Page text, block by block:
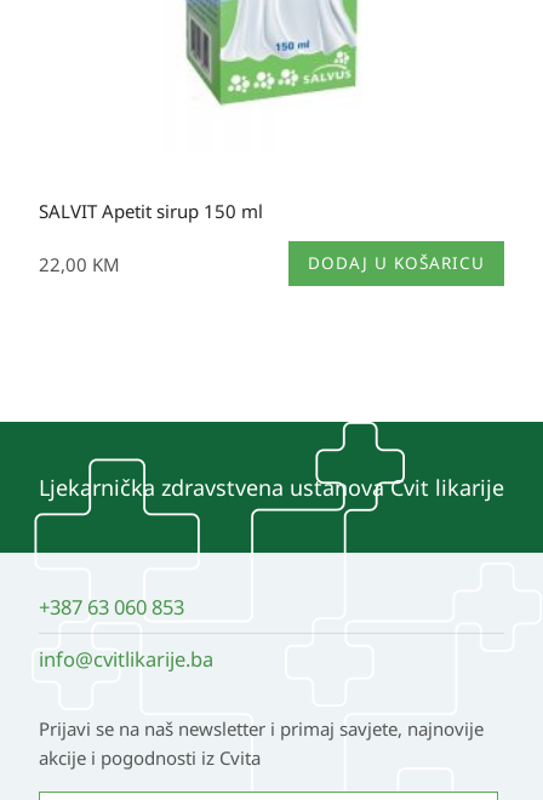
SALVIT Apetit sirup 150 ml
22,00 KM DODAJ U KOŠARICU
Ljekarnička zdravstvena ustanova Cvit likarije
+387 63 060 853
info@cvitlikarije.ba
Prijavi se na naš newsletter i primaj savjete, najnovije
akcije i pogodnosti iz Cvita